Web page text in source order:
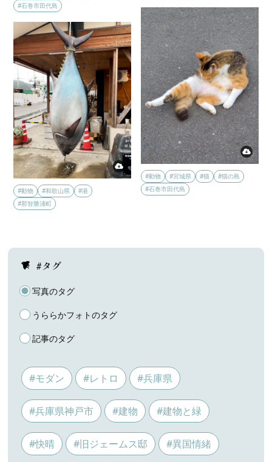
#石巻市田代島
#動物 #宮城県 #猫
#猫の島
#石巻市田代島
#動物 #和歌山県
#港
#那智勝浦町
#タグ
写真のタグ
うららかフォトのタグ
記事のタグ
#モダン #レトロ #兵庫県
#兵庫県神戸市 #建物 #建物と緑
#快晴 #旧ジェームス邸 #異国情緒